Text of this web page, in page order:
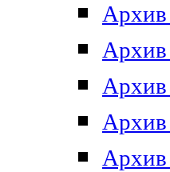
Архив
Архив
Архив
Архив
Архив